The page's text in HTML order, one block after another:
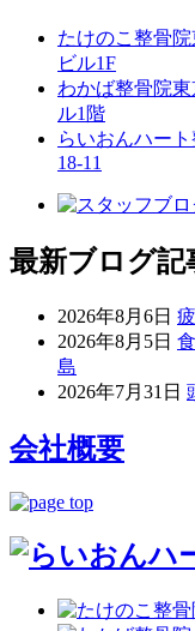
たけのこ整骨院
ビル1F
わかば整骨院東
ル1階
らいおんハー
18-11
最新ブログ記
2026年8月6日
2026年8月5日
島
2026年7月31日
会社概要